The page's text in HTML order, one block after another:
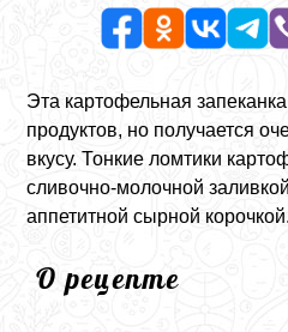
Эта картофельная
продуктов, но получается
вкусу. Тонкие ломтики
сливочно-молочной
аппетитной сырной корочкой.
О рецепте